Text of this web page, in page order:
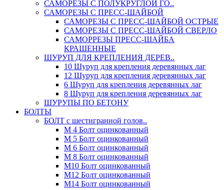
САМОРЕЗЫ С ПОЛУКРУГЛОЙ ГО..
САМОРЕЗЫ С ПРЕСС-ШАЙБОЙ
САМОРЕЗЫ С ПРЕСС-ШАЙБОЙ ОСТРЫЕ
САМОРЕЗЫ С ПРЕСС-ШАЙБОЙ СВЕРЛО
САМОРРЕЗЫ ПРЕСС-ШАЙБА
КРАШЕННЫЕ
ШУРУП ДЛЯ КРЕПЛЕНИЯ ДЕРЕВ..
10 Шуруп для крепления деревянных лаг
12 Шуруп для крепления деревянных лаг
6 Шуруп для крепления деревянных лаг
8 Шуруп для крепления деревянных лаг
ШУРУПЫ ПО БЕТОНУ
БОЛТЫ
БОЛТ с шестигранной голов..
М 4 Болт оцинкованный
М 5 Болт оцинкованный
М 6 Болт оцинкованный
М 8 Болт оцинкованный
М10 Болт оцинкованный
М12 Болт оцинкованный
М14 Болт оцинкованный